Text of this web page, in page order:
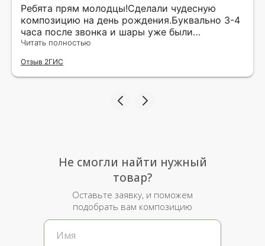
Ребята прям молодцы!Сделали чудесную
композицию на день рождения.Буквально 3-4
часа после звонка и шары уже были
доставлены мне по адресу.Качество
рада.
Читать полностью
Отзыв 2ГИС
Не смогли найти нужный
товар?
Оставьте заявку, и поможем
подобрать вам композицию